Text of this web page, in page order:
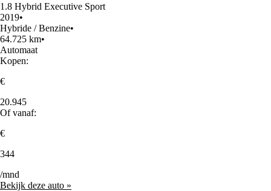
1.8 Hybrid Executive Sport
2019•
Hybride / Benzine•
64.725 km•
Automaat
Kopen:
€
20.945
Of vanaf:
€
344
/mnd
Bekijk deze auto »